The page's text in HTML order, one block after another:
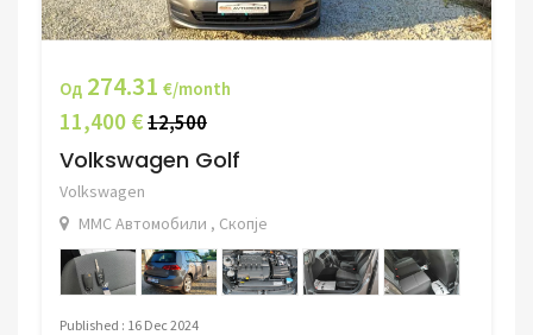
Од 274.31 €/month
11,400 €12,500
Volkswagen Golf
Volkswagen
ММС Автомобили , Скопје
Published : 16 Dec 2024